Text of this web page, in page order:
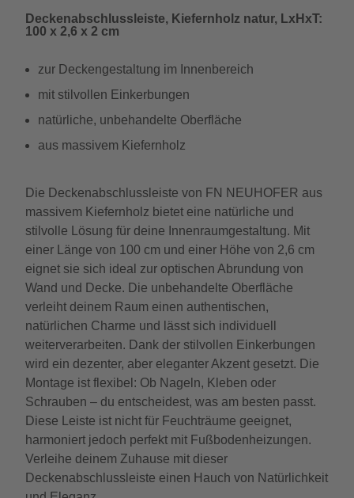
Deckenabschlussleiste, Kiefernholz natur, LxHxT:
100 x 2,6 x 2 cm
zur Deckengestaltung im Innenbereich
mit stilvollen Einkerbungen
natürliche, unbehandelte Oberfläche
aus massivem Kiefernholz
Die Deckenabschlussleiste von FN NEUHOFER aus
massivem Kiefernholz bietet eine natürliche und
stilvolle Lösung für deine Innenraumgestaltung. Mit
einer Länge von 100 cm und einer Höhe von 2,6 cm
eignet sie sich ideal zur optischen Abrundung von
Wand und Decke. Die unbehandelte Oberfläche
verleiht deinem Raum einen authentischen,
natürlichen Charme und lässt sich individuell
weiterverarbeiten. Dank der stilvollen Einkerbungen
wird ein dezenter, aber eleganter Akzent gesetzt. Die
Montage ist flexibel: Ob Nageln, Kleben oder
Schrauben – du entscheidest, was am besten passt.
Diese Leiste ist nicht für Feuchträume geeignet,
harmoniert jedoch perfekt mit Fußbodenheizungen.
Verleihe deinem Zuhause mit dieser
Deckenabschlussleiste einen Hauch von Natürlichkeit